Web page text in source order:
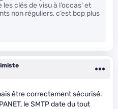
clés de visu à l’occas’ et
non réguliers, c’est bcp plus
être correctement sécurisé.
le SMTP date du tout